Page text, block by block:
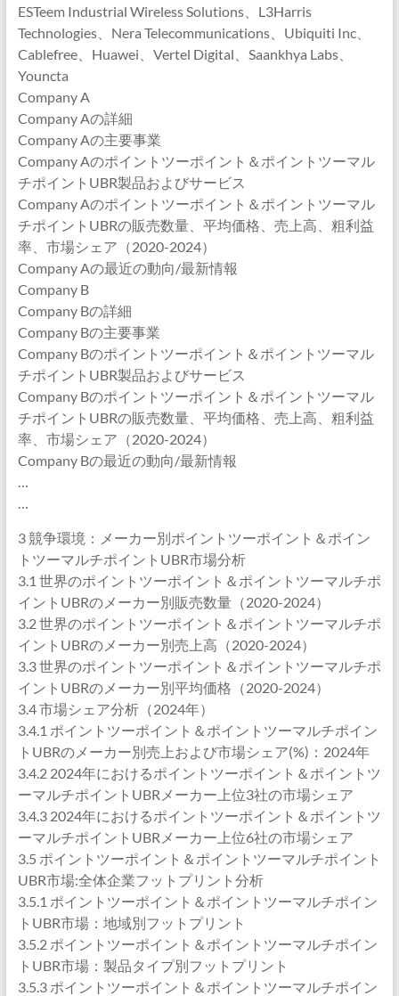
ESTeem Industrial Wireless Solutions、L3Harris
Technologies、Nera Telecommunications、Ubiquiti Inc、
Cablefree、Huawei、Vertel Digital、Saankhya Labs、
Youncta
Company A
Company Aの詳細
Company Aの主要事業
Company Aのポイントツーポイント＆ポイントツーマル
チポイントUBR製品およびサービス
Company Aのポイントツーポイント＆ポイントツーマル
チポイントUBRの販売数量、平均価格、売上高、粗利益
率、市場シェア（2020-2024）
Company Aの最近の動向/最新情報
Company B
Company Bの詳細
Company Bの主要事業
Company Bのポイントツーポイント＆ポイントツーマル
チポイントUBR製品およびサービス
Company Bのポイントツーポイント＆ポイントツーマル
チポイントUBRの販売数量、平均価格、売上高、粗利益
率、市場シェア（2020-2024）
Company Bの最近の動向/最新情報
…
…
3 競争環境：メーカー別ポイントツーポイント＆ポイン
トツーマルチポイントUBR市場分析
3.1 世界のポイントツーポイント＆ポイントツーマルチポ
イントUBRのメーカー別販売数量（2020-2024）
3.2 世界のポイントツーポイント＆ポイントツーマルチポ
イントUBRのメーカー別売上高（2020-2024）
3.3 世界のポイントツーポイント＆ポイントツーマルチポ
イントUBRのメーカー別平均価格（2020-2024）
3.4 市場シェア分析（2024年）
3.4.1 ポイントツーポイント＆ポイントツーマルチポイン
トUBRのメーカー別売上および市場シェア(%)：2024年
3.4.2 2024年におけるポイントツーポイント＆ポイントツ
ーマルチポイントUBRメーカー上位3社の市場シェア
3.4.3 2024年におけるポイントツーポイント＆ポイントツ
ーマルチポイントUBRメーカー上位6社の市場シェア
3.5 ポイントツーポイント＆ポイントツーマルチポイント
UBR市場:全体企業フットプリント分析
3.5.1 ポイントツーポイント＆ポイントツーマルチポイン
トUBR市場：地域別フットプリント
3.5.2 ポイントツーポイント＆ポイントツーマルチポイン
トUBR市場：製品タイプ別フットプリント
3.5.3 ポイントツーポイント＆ポイントツーマルチポイン